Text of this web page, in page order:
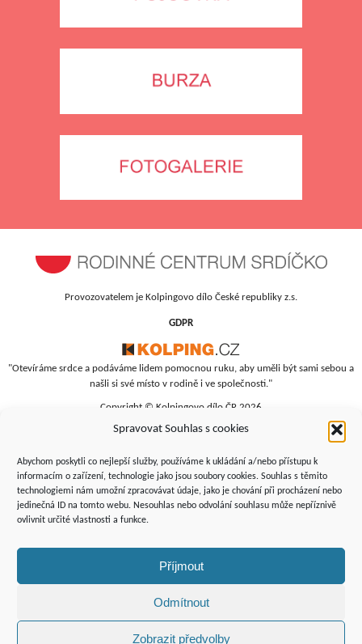
Spravovat Souhlas s cookies
Abychom poskytli co nejlepší služby, používáme k ukládání a/nebo přístupu k
informacím o zařízení, technologie jako jsou soubory cookies. Souhlas s těmito
technologiemi nám umožní zpracovávat údaje, jako je chování při procházení nebo
jedinečná ID na tomto webu. Nesouhlas nebo odvolání souhlasu může nepříznivě
ovlivnit určité vlastnosti a funkce.
Příjmout
Odmítnout
Zobrazit předvolby
Provozovatelem je Kolpingovo dílo České republiky z.s.
GDPR
"Otevíráme srdce a podáváme lidem pomocnou ruku, aby uměli být sami sebou a
našli si své místo v rodině i ve společnosti."
Copyright © Kolpingovo dílo ČR 2026
Studentská 4
budova polikliniky, 4. patro
Žďár nad Sázavou, 591 01
+420 566 690 135
srdicko@kolping.cz